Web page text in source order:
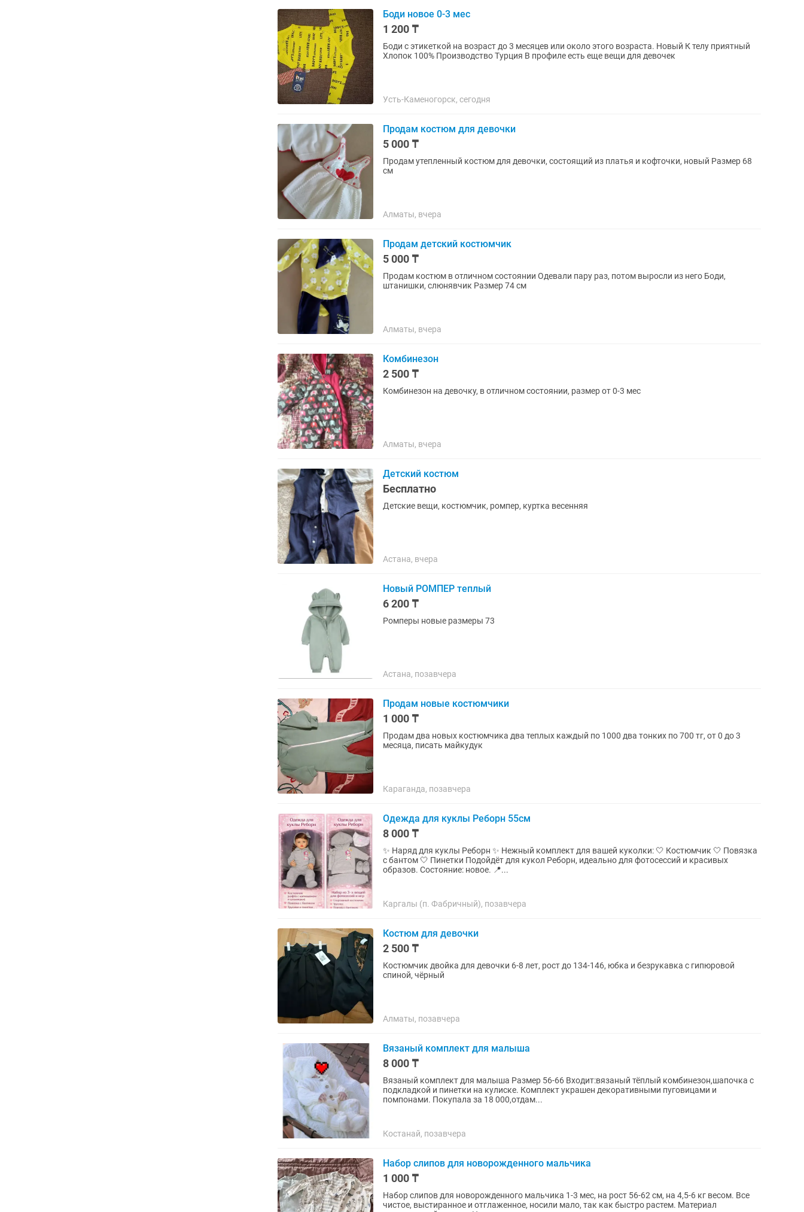
Боди новое 0-3 мес
1 200 ₸
Боди с этикеткой на возраст до 3 месяцев или около этого возраста. Новый К телу приятный
Хлопок 100% Производство Турция В профиле есть еще вещи для девочек
Усть-Каменогорск, сегодня
Продам костюм для девочки
5 000 ₸
Продам утепленный костюм для девочки, состоящий из платья и кофточки, новый Размер 68
см
Алматы, вчера
Продам детский костюмчик
5 000 ₸
Продам костюм в отличном состоянии Одевали пару раз, потом выросли из него Боди,
штанишки, слюнявчик Размер 74 см
Алматы, вчера
Комбинезон
2 500 ₸
Комбинезон на девочку, в отличном состоянии, размер от 0-3 мес
Алматы, вчера
Детский костюм
Бесплатно
Детские вещи, костюмчик, ромпер, куртка весенняя
Астана, вчера
Новый РОМПЕР теплый
6 200 ₸
Ромперы новые размеры 73
Астана, позавчера
Продам новые костюмчики
1 000 ₸
Продам два новых костюмчика два теплых каждый по 1000 два тонких по 700 тг, от 0 до 3
месяца, писать майкудук
Караганда, позавчера
Одежда для куклы Реборн 55см
8 000 ₸
✨ Наряд для куклы Реборн ✨ Нежный комплект для вашей куколки: 🤍 Костюмчик 🤍 Повязка
с бантом 🤍 Пинетки Подойдёт для кукол Реборн, идеально для фотосессий и красивых
образов. Состояние: новое. 📍...
Каргалы (п. Фабричный), позавчера
Костюм для девочки
2 500 ₸
Костюмчик двойка для девочки 6-8 лет, рост до 134-146, юбка и безрукавка с гипюровой
спиной, чёрный
Алматы, позавчера
Вязаный комплект для малыша
8 000 ₸
Вязаный комплект для малыша Размер 56-66 Входит:вязаный тёплый комбинезон,шапочка с
подкладкой и пинетки на кулиске. Комплект украшен декоративными пуговицами и
помпонами. Покупала за 18 000,отдам...
Костанай, позавчера
Набор слипов для новорожденного мальчика
1 000 ₸
Набор слипов для новорожденного мальчика 1-3 мес, на рост 56-62 см, на 4,5-6 кг весом. Все
чистое, выстиранное и отглаженное, носили мало, так как быстро растем. Материал